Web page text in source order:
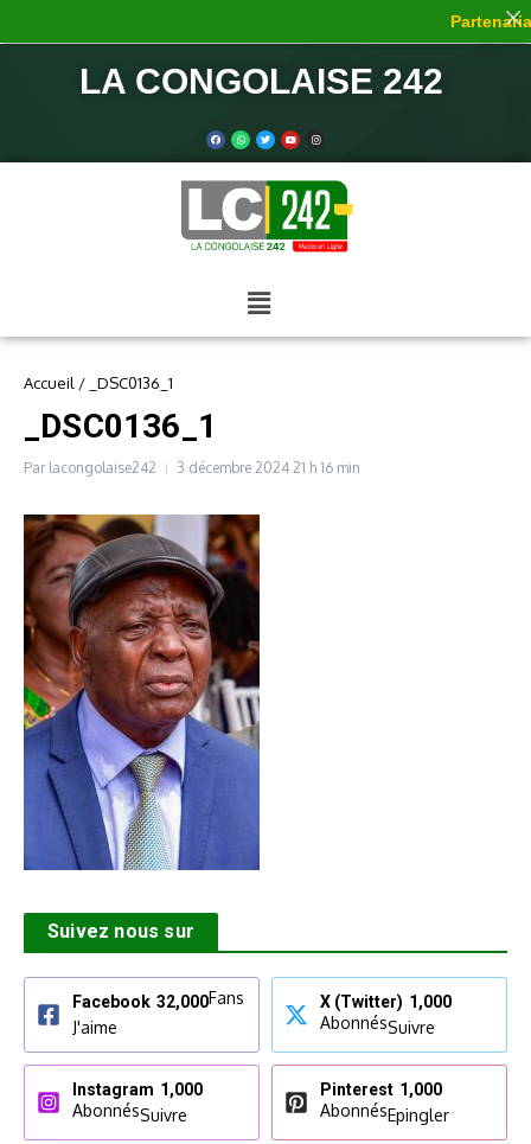
LA CONGOLAISE 242
Accueil / _DSC0136_1
_DSC0136_1
Par lacongolaise242 3 décembre 2024 21 h 16 min
Suivez nous sur
Facebook 32,000Fans
J'aime
X (Twitter) 1,000
AbonnésSuivre
Instagram 1,000
AbonnésSuivre
Pinterest 1,000
AbonnésEpingler